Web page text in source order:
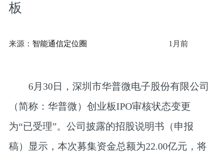
板
来源： 智能通信定位圈 1月前
6月30日，深圳市华普微电子股份有限公司
（简称：华普微）创业板IPO审核状态变更
为“已受理”。公司披露的招股说明书（申报
稿）显示，本次募集资金总额为22.00亿元，将